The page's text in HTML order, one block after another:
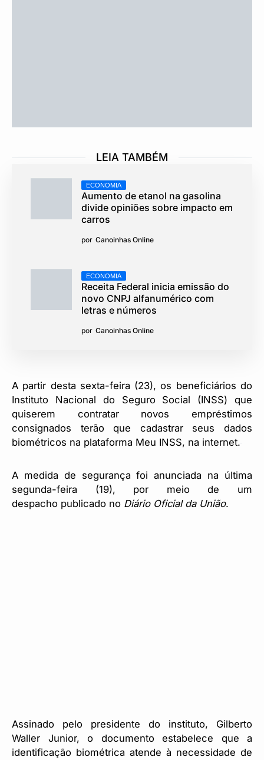
LEIA TAMBÉM
ECONOMIA
Aumento de etanol na gasolina
divide opiniões sobre impacto em
carros
por Canoinhas Online
ECONOMIA
Receita Federal inicia emissão do
novo CNPJ alfanumérico com
letras e números
por Canoinhas Online
A partir desta sexta-feira (23), os beneficiários do
Instituto Nacional do Seguro Social (INSS) que
quiserem contratar novos empréstimos
consignados terão que cadastrar seus dados
biométricos na plataforma Meu INSS, na internet.
A medida de segurança foi anunciada na última
segunda-feira (19), por meio de um
despacho publicado no Diário Oficial da União.
Assinado pelo presidente do instituto, Gilberto
Waller Junior, o documento estabelece que a
identificação biométrica atende à necessidade de